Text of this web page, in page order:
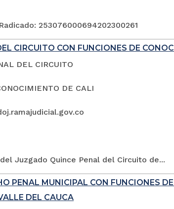
253076000694202300261
CIRCUITO CON FUNCIONES DE
DEL CIRCUITO
DE CALI
Juzgado Quince Penal del Circuito de...
PENAL MUNICIPAL CON FUNCIONES
DEL CAUCA